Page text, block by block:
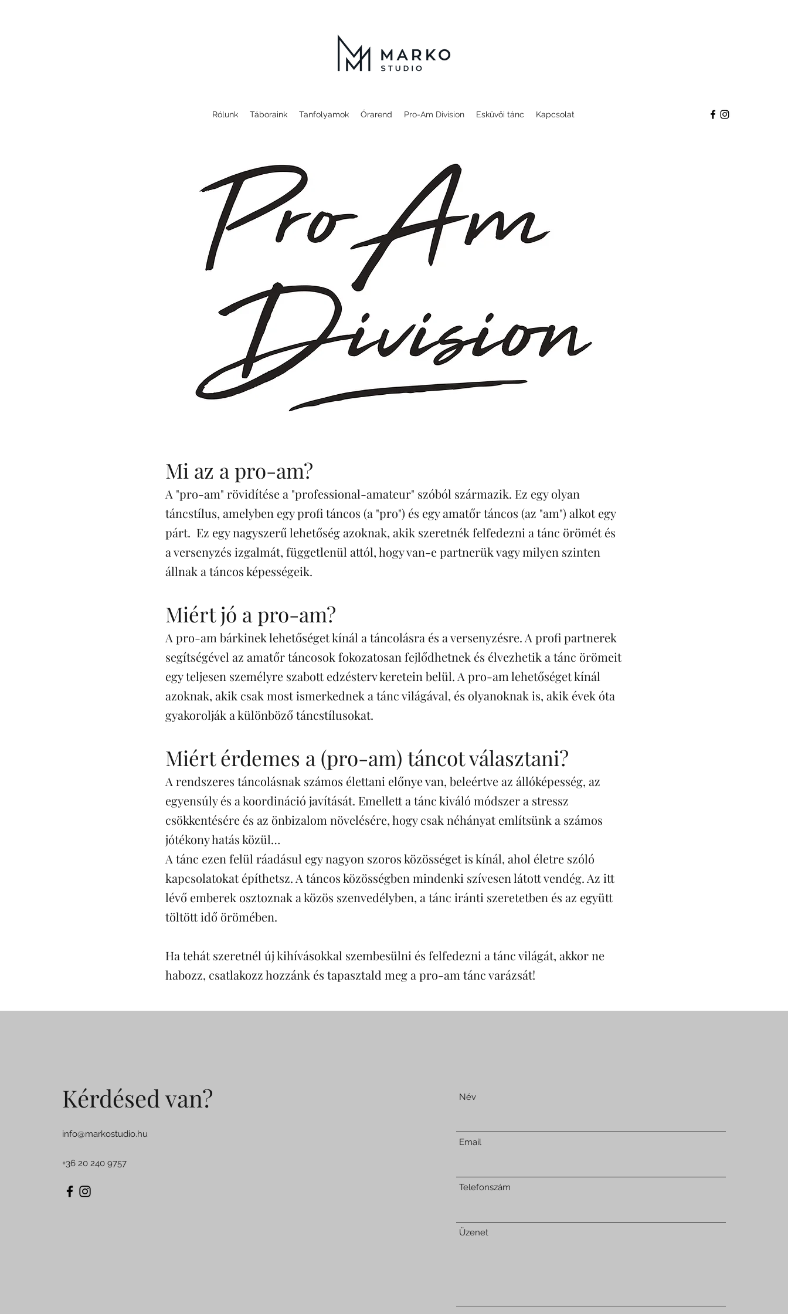
Rólunk Táboraink Tanfolyamok Órarend Pro-Am Division Esküvői tánc Kapcsolat
Mi az a pro-am?
A "pro-am" rövidítése a "professional-amateur" szóból származik. Ez egy olyan
táncstílus, amelyben egy profi táncos (a "pro") és egy amatőr táncos (az "am") alkot egy
párt. Ez egy nagyszerű lehetőség azoknak, akik szeretnék felfedezni a tánc örömét és
a versenyzés izgalmát, függetlenül attól, hogy van-e partnerük vagy milyen szinten
állnak a táncos képességeik.
Miért jó a pro-am?
A pro-am bárkinek lehetőséget kínál a táncolásra és a versenyzésre. A profi partnerek
segítségével az amatőr táncosok fokozatosan fejlődhetnek és élvezhetik a tánc örömeit
egy teljesen személyre szabott edzésterv keretein belül. A pro-am lehetőséget kínál
azoknak, akik csak most ismerkednek a tánc világával, és olyanoknak is, akik évek óta
gyakorolják a különböző táncstílusokat.
Miért érdemes a (pro-am) táncot választani?
A rendszeres táncolásnak számos élettani előnye van, beleértve az állóképesség, az
egyensúly és a koordináció javítását. Emellett a tánc kiváló módszer a stressz
csökkentésére és az önbizalom növelésére, hogy csak néhányat említsünk a számos
jótékony hatás közül…
A tánc ezen felül ráadásul egy nagyon szoros közösséget is kínál, ahol életre szóló
kapcsolatokat építhetsz. A táncos közösségben mindenki szívesen látott vendég. Az itt
lévő emberek osztoznak a közös szenvedélyben, a tánc iránti szeretetben és az együtt
töltött idő örömében.
Ha tehát szeretnél új kihívásokkal szembesülni és felfedezni a tánc világát, akkor ne
habozz, csatlakozz hozzánk és tapasztald meg a pro-am tánc varázsát!
Kérdésed van?
info@markostudio.hu
+36 20 240 9757
Név
Email
Telefonszám
Üzenet